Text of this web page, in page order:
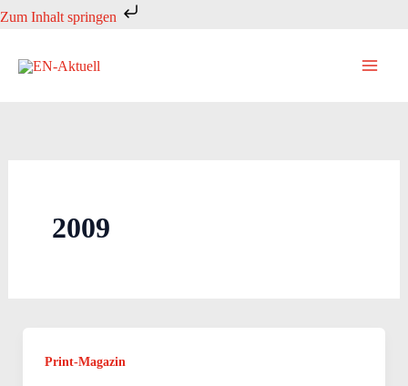
Zum Inhalt springen
Zum
springen
2009
Print-Magazin